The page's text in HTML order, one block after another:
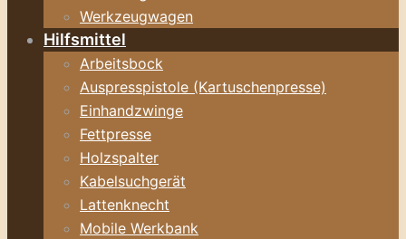
Werkzeugwagen
Hilfsmittel
Arbeitsbock
Auspresspistole (Kartuschenpresse)
Einhandzwinge
Fettpresse
Holzspalter
Kabelsuchgerät
Lattenknecht
Mobile Werkbank